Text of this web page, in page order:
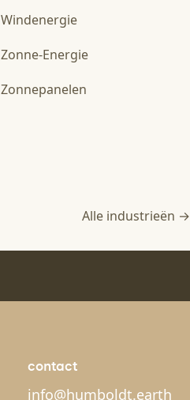
Windenergie
Zonne-Energie
Zonnepanelen
Alle industrieën →
contact
info@humboldt.earth